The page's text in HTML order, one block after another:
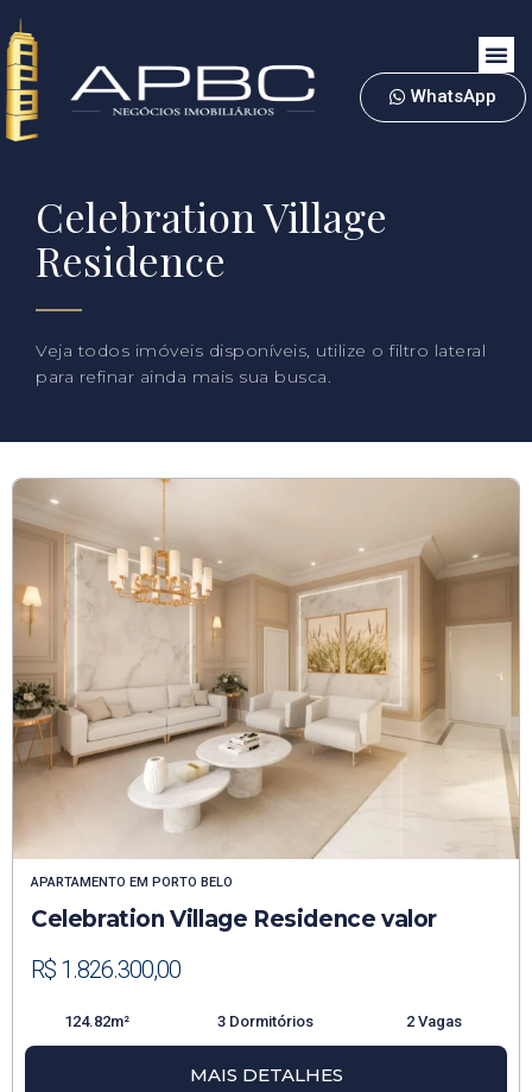
WhatsApp
Celebration Village
Residence
Veja todos imóveis disponíveis, utilize o filtro lateral
para refinar ainda mais sua busca.
APARTAMENTO EM PORTO BELO
Celebration Village Residence valor
R$ 1.826.300,00
124.82m² 3 Dormitórios 2 Vagas
MAIS DETALHES